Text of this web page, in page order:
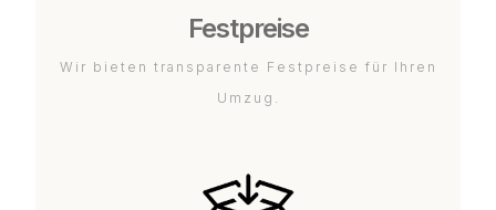
Festpreise
Wir bieten transparente Festpreise für Ihren
Umzug.